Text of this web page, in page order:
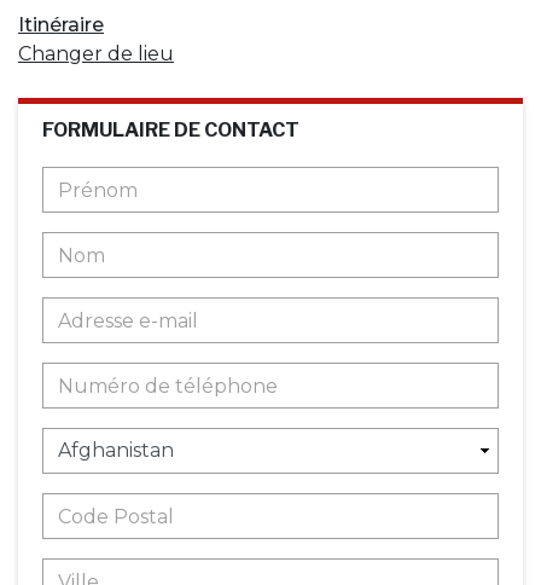
Itinéraire
Changer de lieu
FORMULAIRE DE CONTACT